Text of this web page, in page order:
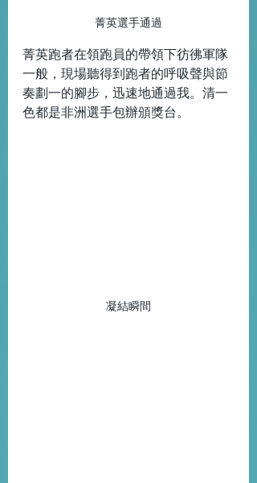
菁英選手通過
菁英跑者在領跑員的帶領下彷彿軍隊
一般，現場聽得到跑者的呼吸聲與節
奏劃一的腳步，迅速地通過我。清一
色都是非洲選手包辦頒獎台。
凝結瞬間